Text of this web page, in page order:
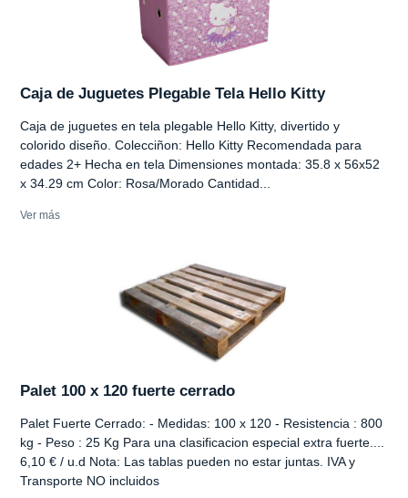
Caja de Juguetes Plegable Tela Hello Kitty
Caja de juguetes en tela plegable Hello Kitty, divertido y
colorido diseño. Colecciñon: Hello Kitty Recomendada para
edades 2+ Hecha en tela Dimensiones montada: 35.8 x 56x52
x 34.29 cm Color: Rosa/Morado Cantidad...
Ver más
Palet 100 x 120 fuerte cerrado
Palet Fuerte Cerrado: - Medidas: 100 x 120 - Resistencia : 800
kg - Peso : 25 Kg Para una clasificacion especial extra fuerte....
6,10 € / u.d Nota: Las tablas pueden no estar juntas. IVA y
Transporte NO incluidos